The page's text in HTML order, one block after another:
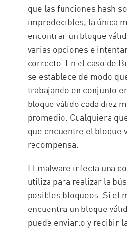
que las funciones hash
impredecibles, la única
encontrar un bloque
varias opciones e
correcto. En el caso de
se establece de modo
trabajando en conjunto
bloque válido cada diez
promedio. Cualquiera
que encuentre el bloque
recompensa.
El malware infecta una
utiliza para realizar la
posibles bloqueos. Si el
encuentra un bloque
puede enviarlo y recibir